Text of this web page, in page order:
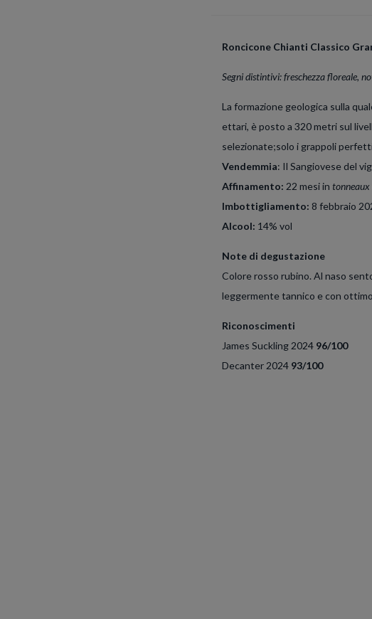
Roncicone Chianti Classico
Segni distintivi: freschezza floreale,
La formazione geologica sulla
ettari, è posto a 320 metri sul
selezionate;solo i grappoli
Vendemmia: Il Sangiovese del
Affinamento: 22 mesi in tonneaux
Imbottigliamento: 8 febbraio
Alcool: 14% vol
Note di degustazione
Colore rosso rubino. Al naso
leggermente tannico e con
Riconoscimenti
James Suckling 2024 96/100
Decanter 2024 93/100